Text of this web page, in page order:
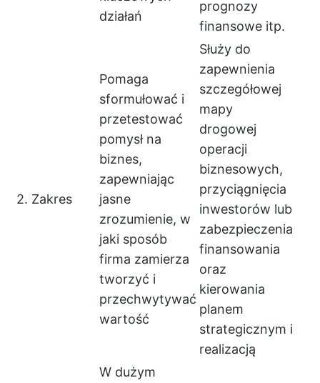
działań
prognozy
finansowe itp.
2. Zakres
Pomaga
sformułować i
przetestować
pomysł na
biznes,
zapewniając
jasne
zrozumienie, w
jaki sposób
firma zamierza
tworzyć i
przechwytywać
wartość
Służy do
zapewnienia
szczegółowej
mapy
drogowej
operacji
biznesowych,
przyciągnięcia
inwestorów lub
zabezpieczenia
finansowania
oraz
kierowania
planem
strategicznym i
realizacją
W dużym